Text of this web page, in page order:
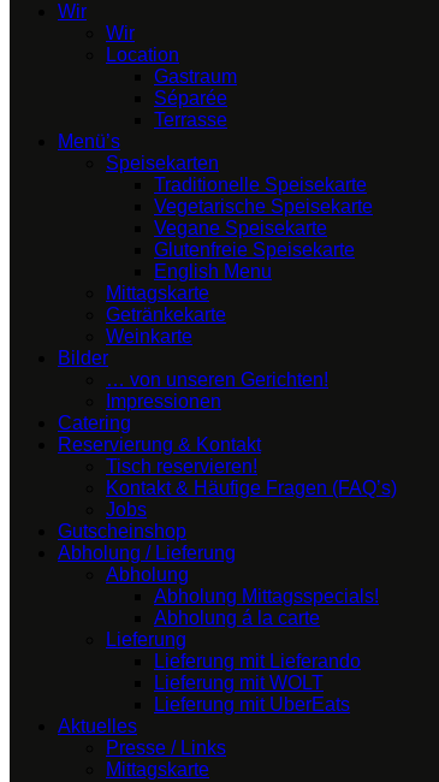
Wir
Wir
Location
Gastraum
Séparée
Terrasse
Menü’s
Speisekarten
Traditionelle Speisekarte
Vegetarische Speisekarte
Vegane Speisekarte
Glutenfreie Speisekarte
English Menu
Mittagskarte
Getränkekarte
Weinkarte
Bilder
… von unseren Gerichten!
Impressionen
Catering
Reservierung & Kontakt
Tisch reservieren!
Kontakt & Häufige Fragen (FAQ’s)
Jobs
Gutscheinshop
Abholung / Lieferung
Abholung
Abholung Mittagsspecials!
Abholung á la carte
Lieferung
Lieferung mit Lieferando
Lieferung mit WOLT
Lieferung mit UberEats
Aktuelles
Presse / Links
Mittagskarte